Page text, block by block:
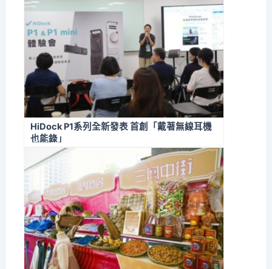
HiDock P1系列全新發表 首創「戴著無線耳機
也能錄」